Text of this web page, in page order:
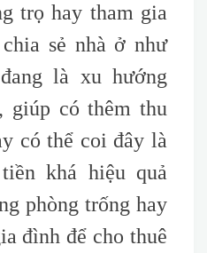
trọ hay tham gia
sẻ nhà ở như
là xu hướng
giúp có thêm thu
có thể coi đây là
khá hiệu quả
phòng trống hay
đình để cho thuê